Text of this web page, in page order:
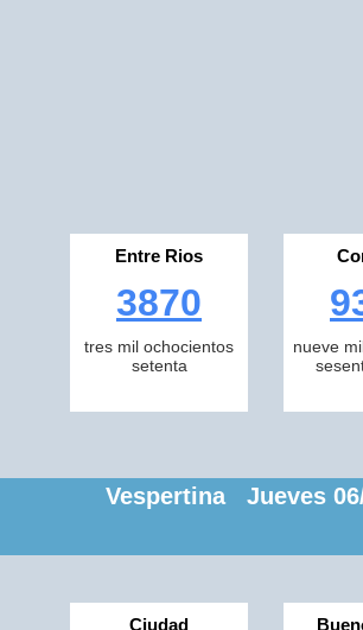
Entre Rios
3870
tres mil ochocientos
setenta
nueve
Vespertina Jueves
Ciudad